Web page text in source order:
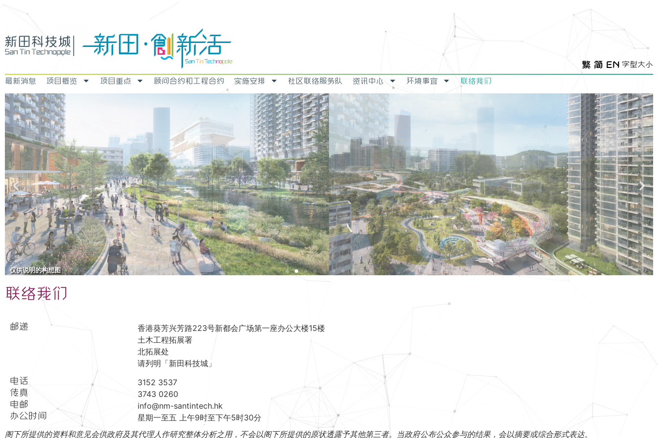
繁 简 EN 字型大小
最新消息
项目概览 项目重点 顾问合约和工程合约 实施安排 社区联络服务队 资讯中心 环境事宜 联络我们
仅供说明的构想图
联络我们
邮递
香港葵芳兴芳路223号新都会广场第一座办公大楼15楼
土木工程拓展署
北拓展处
请列明「新田科技城」
电话 3152 3537
传真 3743 0260
电邮 info@nm-santintech.hk
办公时间
星期一至五 上午9时至下午5时30分
阁下所提供的资料和意见会供政府及其代理人作研究整体分析之用，不会以阁下所提供的原状透露予其他第三者。当政府公布公众参与的结果，会以摘要或综合形式表达。